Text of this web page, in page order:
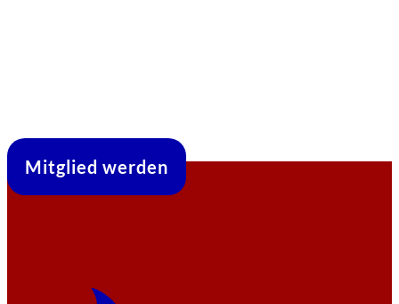
Mitglied werden